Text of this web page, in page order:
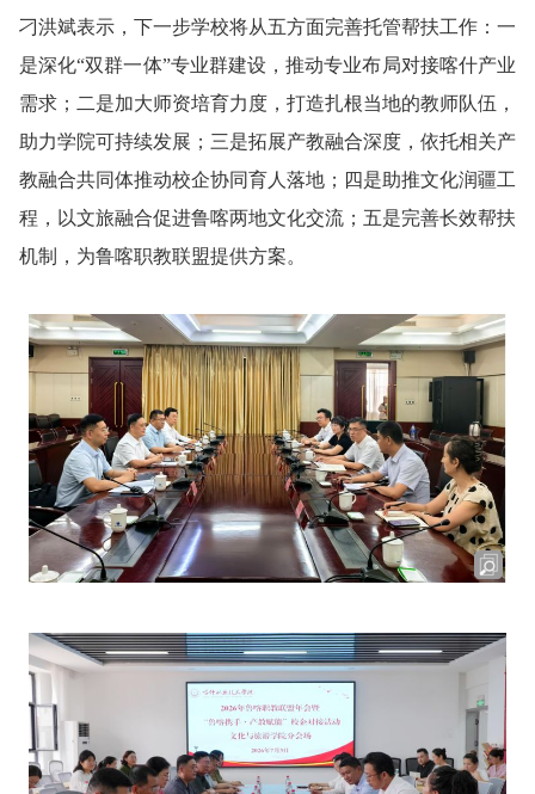
刁洪斌表示，下一步学校将从五方面完善托管帮扶工作：一
是深化“双群一体”专业群建设，推动专业布局对接喀什产业
需求；二是加大师资培育力度，打造扎根当地的教师队伍，
助力学院可持续发展；三是拓展产教融合深度，依托相关产
教融合共同体推动校企协同育人落地；四是助推文化润疆工
程，以文旅融合促进鲁喀两地文化交流；五是完善长效帮扶
机制，为鲁喀职教联盟提供方案。